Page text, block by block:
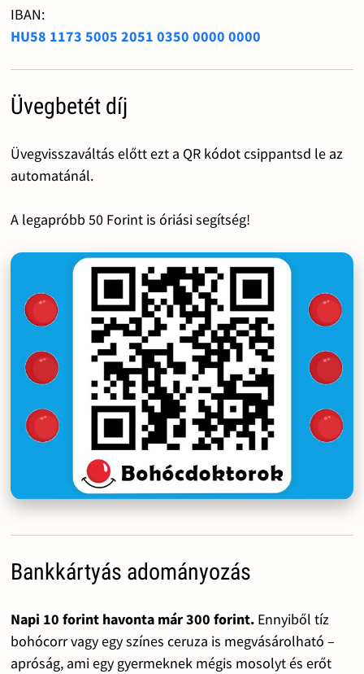
IBAN:
HU58 1173 5005 2051 0350 0000 0000
Üvegbetét díj
Üvegvisszaváltás előtt ezt a QR kódot csippantsd le az
automatánál.
A legapróbb 50 Forint is óriási segítség!
Bankkártyás adományozás
Napi 10 forint havonta már 300 forint.Ennyiből tíz
bohócorr vagy egy színes ceruza is megvásárolható –
apróság, ami egy gyermeknek mégis mosolyt és erőt